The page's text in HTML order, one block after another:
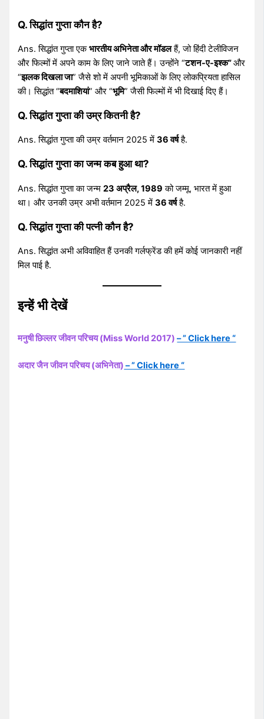
Q. सिद्धांत गुप्ता कौन है?
Ans. सिद्धांत गुप्ता एकभारतीय अभिनेता और मॉडलहैं, जो हिंदी टेलीविजन
और फिल्मों में अपने काम के लिए जाने जाते हैं। उन्होंने “टशन-ए-इश्क”और
“झलक दिखला जा” जैसे शो में अपनी भूमिकाओं के लिए लोकप्रियता हासिल
की। ​​सिद्धांत “बदमाशियां” और “भूमि” जैसी फिल्मों में भी दिखाई दिए हैं।
Q. सिद्धांत गुप्ता की उम्र कितनी है?
Ans. सिद्धांत गुप्ता की उम्र वर्तमान 2025 में36 वर्षहै.
Q. सिद्धांत गुप्ता का जन्म कब हुआ था?
Ans. सिद्धांत गुप्ता का जन्म23 अप्रैल, 1989 को जम्मू, भारत में हुआ
था। और उनकी उम्र अभी वर्तमान 2025 में36 वर्षहै.
Q. सिद्धांत गुप्ता की पत्नी कौन है?
Ans. सिद्धांत अभी अविवाहित हैं उनकी गर्लफ्रेंड की हमें कोई जानकारी नहीं
मिल पाई है.
इन्हें भी देखें
मनुषी छिल्लर जीवन परिचय (Miss World 2017)– ” Click here “
अदार जैन जीवन परिचय (अभिनेता) – ” Click here “